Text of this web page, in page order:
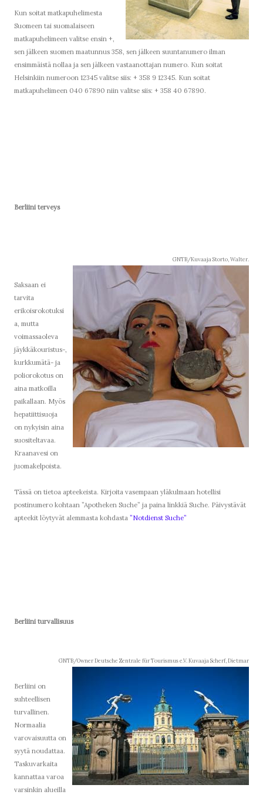
Kun soitat matkapuhelimesta
Suomeen tai suomalaiseen
matkapuhelimeen valitse ensin +,
sen jälkeen suomen maatunnus 358, sen jälkeen suuntanumero ilman
ensimmäistä nollaa ja sen jälkeen vastaanottajan numero. Kun soitat
Helsinkiin numeroon 12345 valitse siis: + 358 9 12345. Kun soitat
matkapuhelimeen 040 67890 niin valitse siis: + 358 40 67890.
Berliini terveys
GNTB/Kuvaaja Storto, Walter.
Saksaan ei
tarvita
erikoisrokotuksi
a, mutta
voimassaoleva
jäykkäkouristus-,
kurkkumätä- ja
poliorokotus on
aina matkoilla
paikallaan. Myös
hepatiittisuoja
on nykyisin aina
suositeltavaa.
Kraanavesi on
juomakelpoista.
Tässä on tietoa apteekeista. Kirjoita vasempaan yläkulmaan hotellisi
postinumero kohtaan ”Apotheken Suche” ja paina linkkiä Suche. Päivystävät
apteekit löytyvät alemmasta kohdasta ”Notdienst Suche”
Berliini turvallisuus
GNTB/Owner Deutsche Zentrale für Tourismus e.V. Kuvaaja Scherf, Dietmar
Berliini on
suhteellisen
turvallinen.
Normaalia
varovaisuutta on
syytä noudattaa.
Taskuvarkaita
kannattaa varoa
varsinkin alueilla